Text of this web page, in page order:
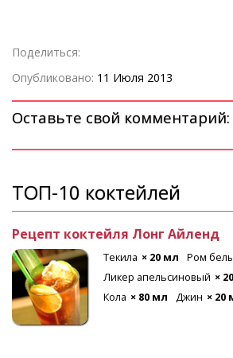
Поделиться:
Опубликовано: 11 Июля 2013
Оставьте свой комментарий:
ТОП-10 коктейлей
Рецепт коктейля Лонг Айленд
Текила × 20 мл Ром
Ликер апельсиновый ×
Кола × 80 мл Джин × 20